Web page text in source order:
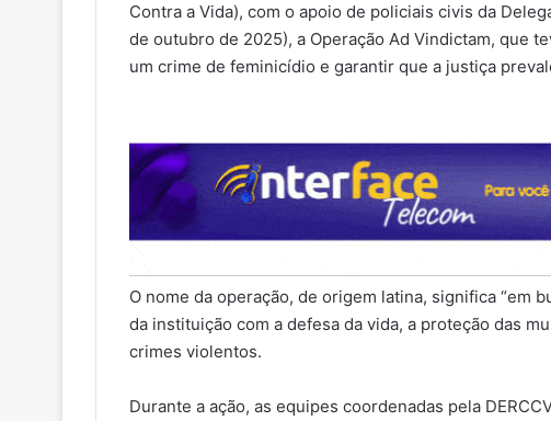
Contra a Vida), com o apoio de policiais civis da
de outubro de 2025), a Operação Ad Vindictam, que
um crime de feminicídio e garantir que a justiça
O nome da operação, de origem latina, significa “em
da instituição com a defesa da vida, a proteção das
crimes violentos.
Durante a ação, as equipes coordenadas pela